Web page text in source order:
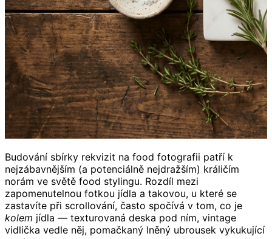
Budování sbírky rekvizit na food fotografii patří k
nejzábavnějším (a potenciálně nejdražším) králičím
norám ve světě food stylingu. Rozdíl mezi
zapomenutelnou fotkou jídla a takovou, u které se
zastavíte při scrollování, často spočívá v tom, co je
kolem jídla — texturovaná deska pod ním, vintage
vidlička vedle něj, pomačkaný lněný ubrousek vykukující